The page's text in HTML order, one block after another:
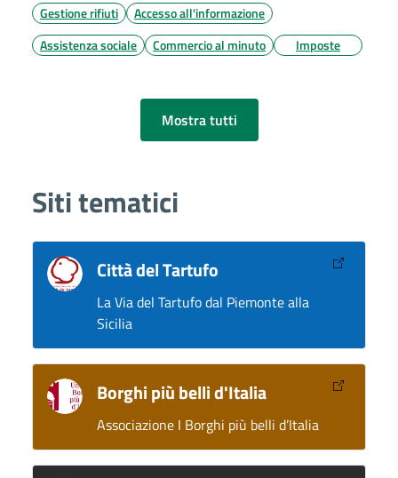
Gestione rifiuti
Accesso all'informazione
Assistenza sociale
Commercio al minuto Imposte
Mostra tutti
Siti tematici
Città del Tartufo
La Via del Tartufo dal Piemonte alla
Sicilia
Borghi più belli d'Italia
Associazione I Borghi più belli d’Italia